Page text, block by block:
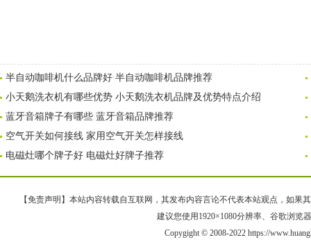
半自动咖啡机什么品牌好 半自动咖啡机品牌推荐
小天鹅洗衣机有哪些优势 小天鹅洗衣机品牌及优势特点介绍
蓝牙音箱牌子有哪些 蓝牙音箱品牌推荐
空气开关如何接线 家用空气开关怎样接线
电磁灶哪个牌子好 电磁灶好牌子推荐
【免责声明】本站内容转载自互联网，其发布内容言论不代表本站观点，如果
建议您使用1920×1080分辨率、谷歌浏览
Copygight © 2008-2022 https://